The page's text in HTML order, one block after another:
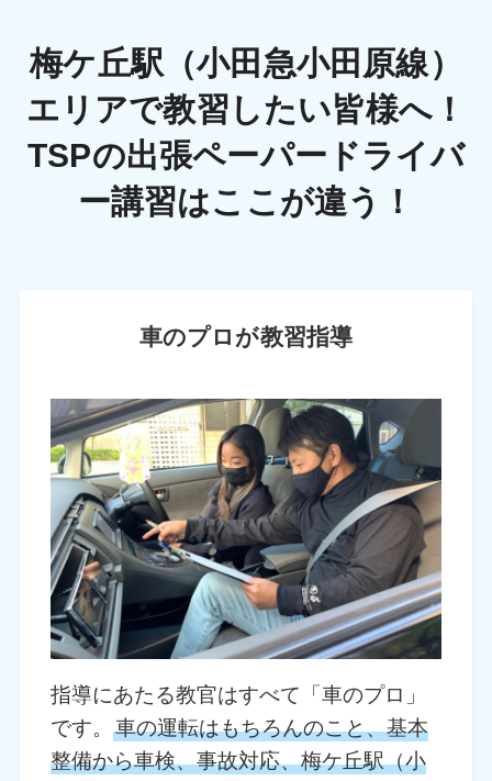
梅ケ丘駅（小田急小田原線）
エリアで教習したい皆様へ！
TSPの出張ペーパードライバ
ー講習はここが違う！
車のプロが教習指導
指導にあたる教官はすべて「車のプロ」
です。車の運転はもちろんのこと、基本
整備から車検、事故対応、梅ケ丘駅（小